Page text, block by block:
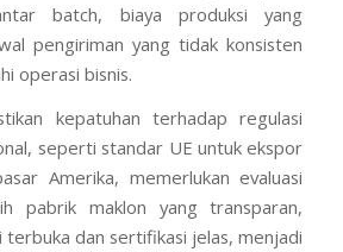
batch, biaya produksi yang
pengiriman yang tidak konsisten
operasi bisnis.
kepatuhan terhadap regulasi
seperti standar UE untuk ekspor
Amerika, memerlukan evaluasi
pabrik maklon yang transparan,
terbuka dan sertifikasi jelas, menjadi